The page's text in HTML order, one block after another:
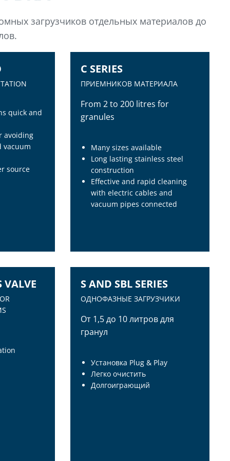
загрузчиков отдельных материалов до
quick and
avoiding
vacuum
source
C SERIES
ПРИЕМНИКОВ МАТЕРИАЛА
From 2 to 200 litres for
granules
Many sizes available
Long lasting stainless steel
construction
Effective and rapid cleaning
with electric cables and
vacuum pipes connected
S AND SBL SERIES
ОДНОФАЗНЫЕ ЗАГРУЗЧИКИ
От 1,5 до 10 литров для
гранул
Установка Plug & Play
Легко очистить
Долгоиграющий